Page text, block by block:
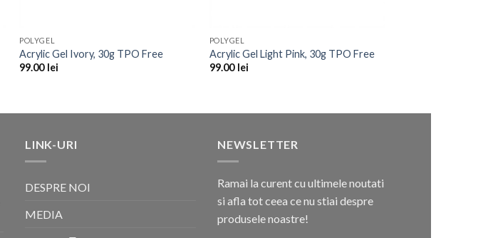
POLYGEL
Acrylic Gel Ivory, 30g TPO Free
99.00 lei
POLYGEL
Acrylic Gel Light Pink, 30g TPO Free
99.00 lei
LINK-URI
DESPRE NOI
MEDIA
NEWSLETTER
Ramai la curent cu ultimele noutati
si afla tot ceea ce nu stiai despre
produsele noastre!